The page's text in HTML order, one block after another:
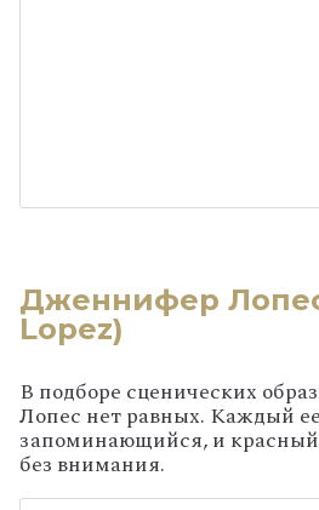
Дженнифер
Lopez)
В подборе сценических
Лопес нет равных. Каждый
запоминающийся, и красный
без внимания.